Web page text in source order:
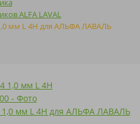
ALFA LAVAL
мм L 4H для АЛЬФА ЛАВАЛЬ